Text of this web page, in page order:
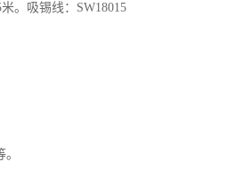
。吸锡线：SW18015